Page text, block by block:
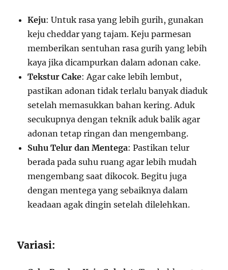
Keju: Untuk rasa yang lebih gurih, gunakan
keju cheddar yang tajam. Keju parmesan
memberikan sentuhan rasa gurih yang lebih
kaya jika dicampurkan dalam adonan cake.
Tekstur Cake: Agar cake lebih lembut,
pastikan adonan tidak terlalu banyak diaduk
setelah memasukkan bahan kering. Aduk
secukupnya dengan teknik aduk balik agar
adonan tetap ringan dan mengembang.
Suhu Telur dan Mentega: Pastikan telur
berada pada suhu ruang agar lebih mudah
mengembang saat dikocok. Begitu juga
dengan mentega yang sebaiknya dalam
keadaan agak dingin setelah dilelehkan.
Variasi: